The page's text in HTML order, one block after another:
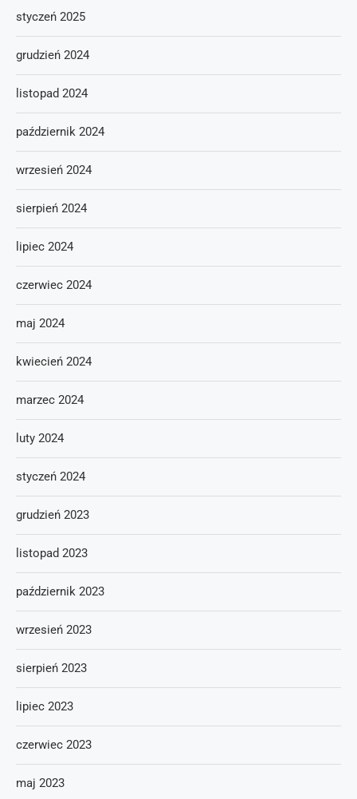
styczeń 2025
grudzień 2024
listopad 2024
październik 2024
wrzesień 2024
sierpień 2024
lipiec 2024
czerwiec 2024
maj 2024
kwiecień 2024
marzec 2024
luty 2024
styczeń 2024
grudzień 2023
listopad 2023
październik 2023
wrzesień 2023
sierpień 2023
lipiec 2023
czerwiec 2023
maj 2023